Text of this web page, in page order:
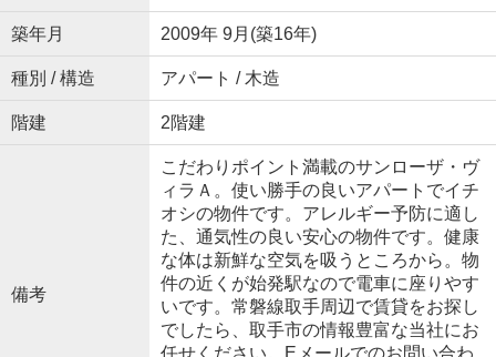
築年月 2009年 9月(築16年)
種別 / 構造 アパート / 木造
階建 2階建
備考
こだわりポイント満載のサンローザ・ヴ
ィラＡ。使い勝手の良いアパートでイチ
オシの物件です。アレルギー予防に適し
た、通気性の良い安心の物件です。健康
な体は新鮮な空気を吸うところから。物
件の近くが始発駅なので電車に座りやす
いです。常磐線取手周辺で賃貸をお探し
でしたら、取手市の情報豊富な当社にお
任せください。Eメールでのお問い合わ